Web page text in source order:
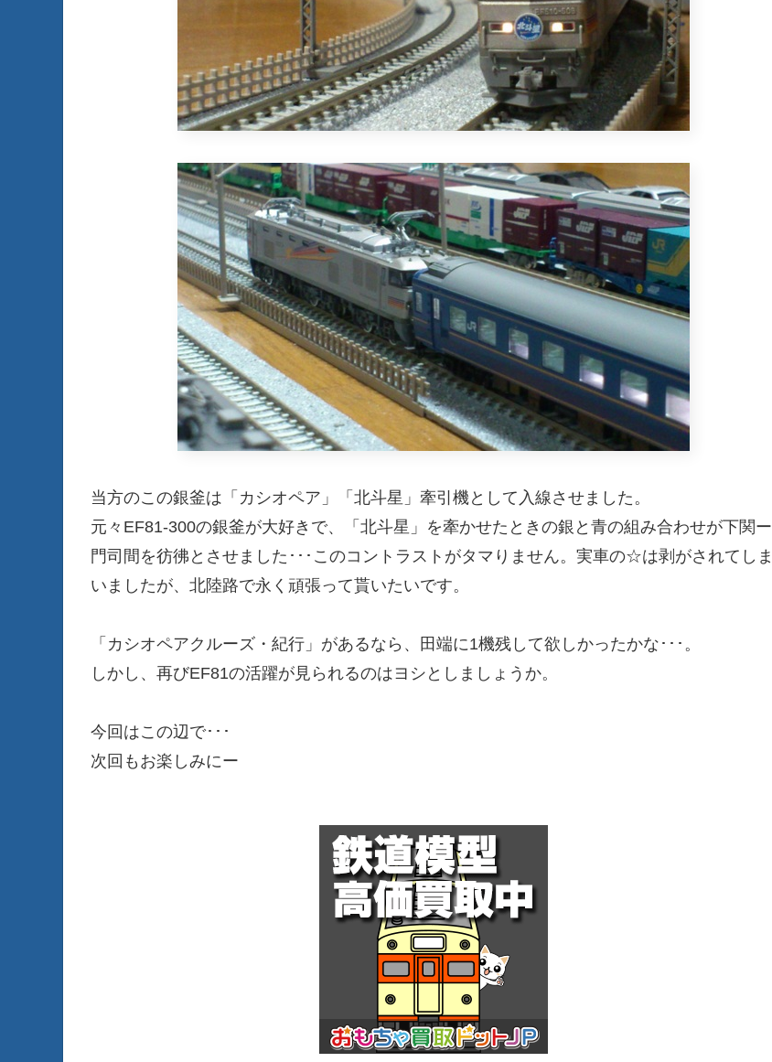
当方のこの銀釜は「カシオペア」「北斗星」牽引機として入線させました。
元々EF81-300の銀釜が大好きで、「北斗星」を牽かせたときの銀と青の組み合わせが下関ー
門司間を彷彿とさせました･･･このコントラストがタマりません。実車の☆は剥がされてしま
いましたが、北陸路で永く頑張って貰いたいです。
「カシオペアクルーズ・紀行」があるなら、田端に1機残して欲しかったかな･･･。
しかし、再びEF81の活躍が見られるのはヨシとしましょうか。
今回はこの辺で･･･
次回もお楽しみにー